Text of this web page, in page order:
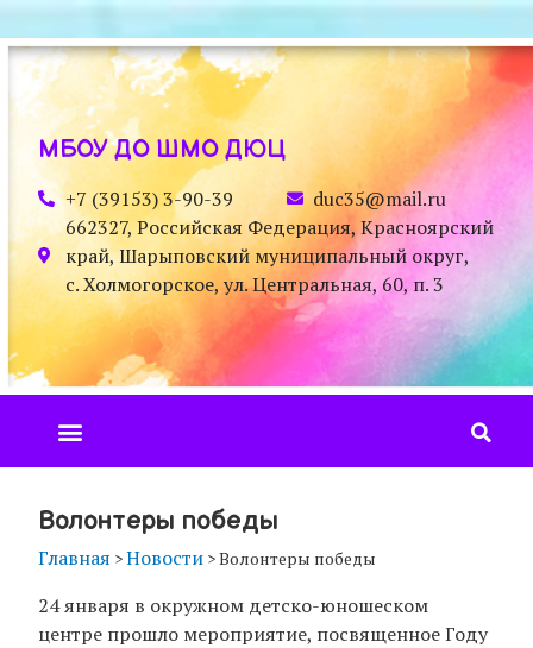
МБОУ ДО ШМО ДЮЦ
+7 (39153) 3-90-39
duc35@mail.ru
662327, Российская Федерация, Красноярский
край, Шарыповский муниципальный округ,
с. Холмогорское, ул. Центральная, 60, п. 3
Волонтеры победы
Главная >Новости >Волонтеры победы
24 января в окружном детско-юношеском
центре прошло мероприятие, посвященное Году